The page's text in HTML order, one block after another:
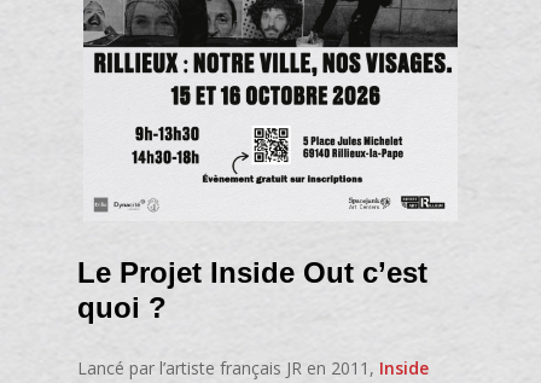
Le Projet Inside Out c’est
quoi ?
Lancé par l’artiste français JR en 2011, Inside